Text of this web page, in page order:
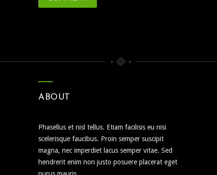
ABOUT
Phasellus et nisl tellus. Etiam facilisis eu nisi
scelerisque faucibus. Proin semper suscipit
magna, nec imperdiet lacus semper vitae. Sed
hendrerit enim non justo posuere placerat eget